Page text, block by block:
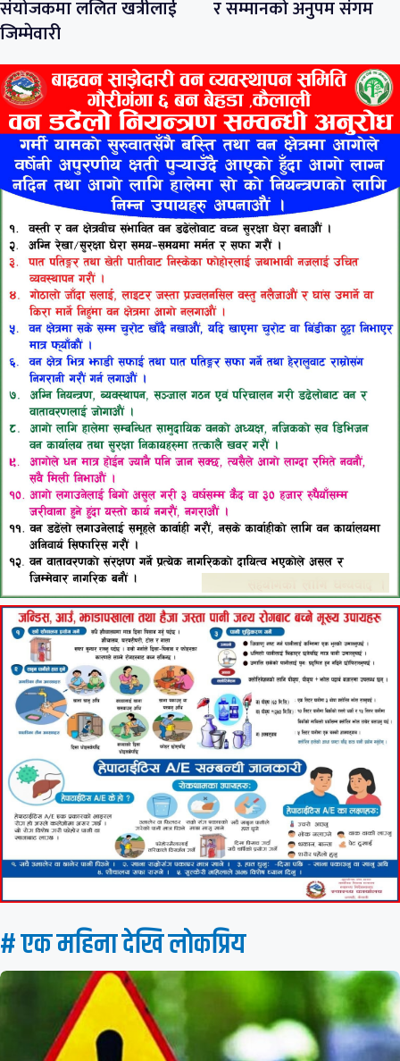
संयोजकमा ललित खत्रीलाई
जिम्मेवारी
र सम्मानको अनुपम संगम
# एक महिना देखि लाेकप्रिय